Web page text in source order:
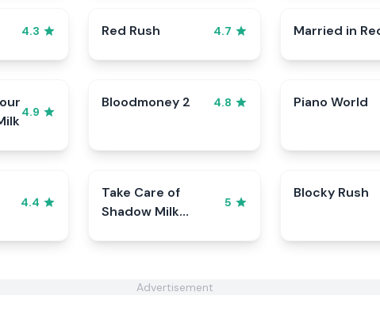
4.3 Red Rush 4.7 Married in
4.9
Bloodmoney 2 4.8 Piano World
4.4
Take Care of
Shadow Milk
5
Blocky Rush
Advertisement